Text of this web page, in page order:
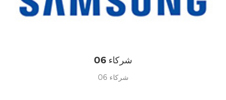
شركاء 06
شركاء 06